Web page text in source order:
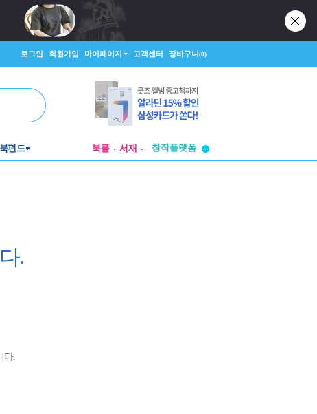
로그인 회원가입 마이페이지 고객센터 장바구니(0)
북펀드 북플 서재
창작플랫폼
투비컨티뉴드
.
다.